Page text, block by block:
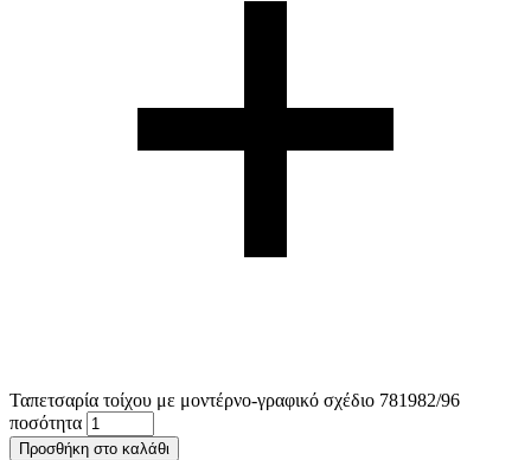
Ταπετσαρία τοίχου με μοντέρνο-γραφικό σχέδιο 781982/96
ποσότητα
Προσθήκη στο καλάθι